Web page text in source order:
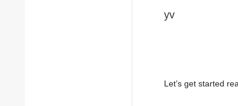
yv
Let’s get started